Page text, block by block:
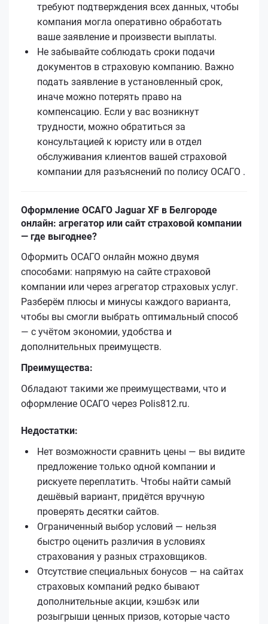
требуют подтверждения всех данных, чтобы
компания могла оперативно обработать
ваше заявление и произвести выплаты.
Не забывайте соблюдать сроки подачи
документов в страховую компанию. Важно
подать заявление в установленный срок,
иначе можно потерять право на
компенсацию. Если у вас возникнут
трудности, можно обратиться за
консультацией к юристу или в отдел
обслуживания клиентов вашей страховой
компании для разъяснений по полису ОСАГО .
Оформление ОСАГО Jaguar XF в Белгороде
онлайн: агрегатор или сайт страховой компании
— где выгоднее?
Оформить ОСАГО онлайн можно двумя
способами: напрямую на сайте страховой
компании или через агрегатор страховых услуг.
Разберём плюсы и минусы каждого варианта,
чтобы вы смогли выбрать оптимальный способ
— с учётом экономии, удобства и
дополнительных преимуществ.
Преимущества:
Обладают такими же преимуществами, что и
оформление ОСАГО через Polis812.ru.
Недостатки:
Нет возможности сравнить цены — вы видите
предложение только одной компании и
рискуете переплатить. Чтобы найти самый
дешёвый вариант, придётся вручную
проверять десятки сайтов.
Ограниченный выбор условий — нельзя
быстро оценить различия в условиях
страхования у разных страховщиков.
Отсутствие специальных бонусов — на сайтах
страховых компаний редко бывают
дополнительные акции, кэшбэк или
розыгрыши ценных призов, которые часто